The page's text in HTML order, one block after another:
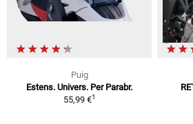
Puig
Estens. Univers. Per Parabr.
55,99 €1